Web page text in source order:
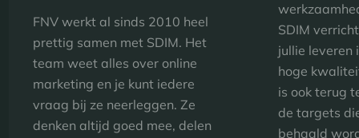
FNV werkt al sinds 2010 heel
prettig samen met SDIM. Het
team weet alles over online
marketing en je kunt iedere
vraag bij ze neerleggen. Ze
denken altijd goed mee, delen
SDIM
jullie leveren
hoge
is ook terug
de targets
behaald